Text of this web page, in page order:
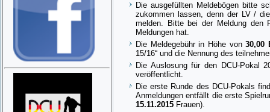
Die ausgefüllten Meldebögen bitte
zukommen lassen, denn der LV /
melden. Bitte bei der Meldung den
Meldungen hat.
Die Meldegebühr in Höhe von30,00
15/16“ und die Nennung des
Die Auslosung für den DCU-Pokal
veröffentlicht.
Die erste Runde des DCU-Pokals
Anmeldungen entfällt die erste
15.11.2015 Frauen).